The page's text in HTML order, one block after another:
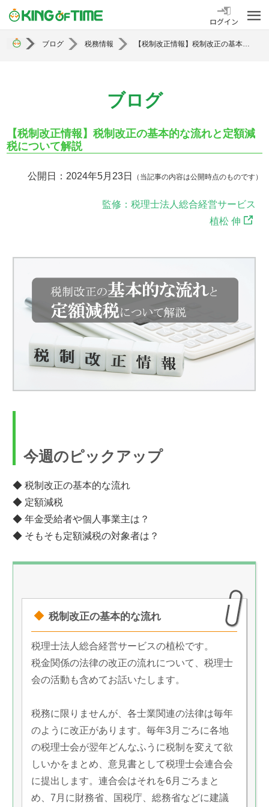
勤怠管理システム KING OF TIME
ログイン
ブログ 税務情報 【税制改正情報】税制改正の基本的な流れと定額減税について解説
ブログ
【税制改正情報】税制改正の基本的な流れと定額減
税について解説
公開日：2024年5月23日 （当記事の内容は公開時点のものです）
監修：税理士法人総合経営サービス
植松 伸
今週のピックアップ
◆ 税制改正の基本的な流れ
◆ 定額減税
◆ 年金受給者や個人事業主は？
◆ そもそも定額減税の対象者は？
税制改正の基本的な流れ
税理士法人総合経営サービスの植松です。
税金関係の法律の改正の流れについて、税理士
会の活動も含めてお話いたします。
税務に限りませんが、各士業関連の法律は毎年
のように改正があります。毎年3月ごろに各地
の税理士会が翌年どんなふうに税制を変えて欲
しいかをまとめ、意見書として税理士会連合会
に提出します。連合会はそれを6月ごろまと
め、7月に財務省、国税庁、総務省などに建議